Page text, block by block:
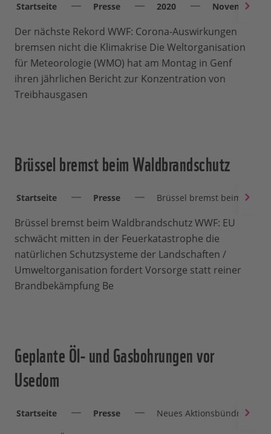
Startseite Presse 2020 November
Der nächste Rekord WWF: Corona-Auswirkungen
bremsen nicht die Klimakrise Die Weltorganisation
für Meteorologie (WMO) hat am Montag in Genf
ihren jährlichen Bericht zur Konzentration von
Treibhausgasen
Brüssel bremst beim Waldbrandschutz
Startseite Presse Brüssel bremst beim
Brüssel bremst beim Waldbrandschutz WWF: EU
schwächt mitten in der Feuerkatastrophe die
natürlichen Schutzsysteme der Landschaften /
Umweltorganisation fordert Vorsorge statt reiner
Brandbekämpfung Be
Geplante Öl- und Gasbohrungen vor
Usedom
Startseite Presse Neues Aktionsbündnis